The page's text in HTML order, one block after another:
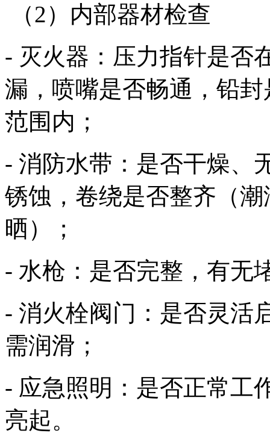
（2）内部器材检查
- 灭火器：压力指针是否
漏，喷嘴是否畅通，铅
范围内；
- 消防水带：是否干燥、
锈蚀，卷绕是否整齐（
晒）；
- 水枪：是否完整，有
- 消火栓阀门：是否灵活
需润滑；
- 应急照明：是否正常工
亮起。